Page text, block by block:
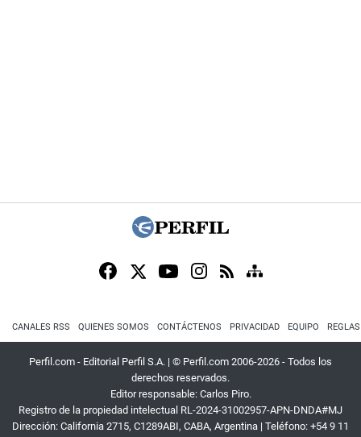
CANALES RSS QUIENES SOMOS CONTÁCTENOS PRIVACIDAD EQUIPO
Perfil.com - Editorial Perfil S.A. | © Perfil.com 2006-2026 - Todos los
derechos reservados.
Editor responsable: Carlos Piro.
Registro de la propiedad intelectual RL-2024-31002957-APN-DNDA#MJ
Dirección: California 2715, C1289ABI, CABA, Argentina | Teléfono: +54 9 11